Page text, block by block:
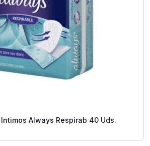
Always Respirab 40 Uds.